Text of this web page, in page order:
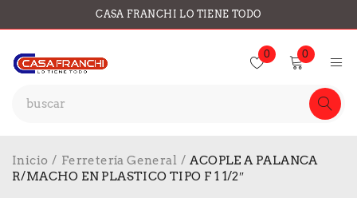
CASA FRANCHI LO TIENE TODO
0 0
Inicio / Ferretería General / ACOPLE A PALANCA
R/MACHO EN PLASTICO TIPO F 1 1/2″